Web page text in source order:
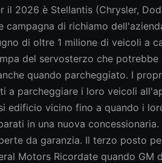
il 2026 è Stellantis (Chrysler,
campagna di richiamo
di oltre 1 milione di veicoli a
del servosterzo che potrebbe
quando parcheggiato. I
a parcheggiare i loro veicoli
edificio vicino fino a quando i
in una nuova
da garanzia. Il terzo posto
Motors Ricordate quando GM